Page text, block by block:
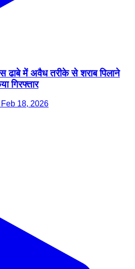
ढाबे में अवैध तरीके से शराब पिलाने
गिरफ्तार
18, 2026